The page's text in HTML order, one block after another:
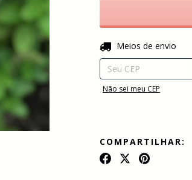
Entregas para o CEP:
Meios de envio
Não sei meu CEP
COMPARTILHAR: